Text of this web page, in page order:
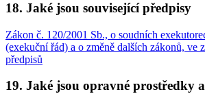
18. Jaké jsou související předpisy
Zákon č. 120/2001 Sb., o soudních
(exekuční řád) a o změně dalších zákonů, ve
předpisů
19. Jaké jsou opravné prostředky